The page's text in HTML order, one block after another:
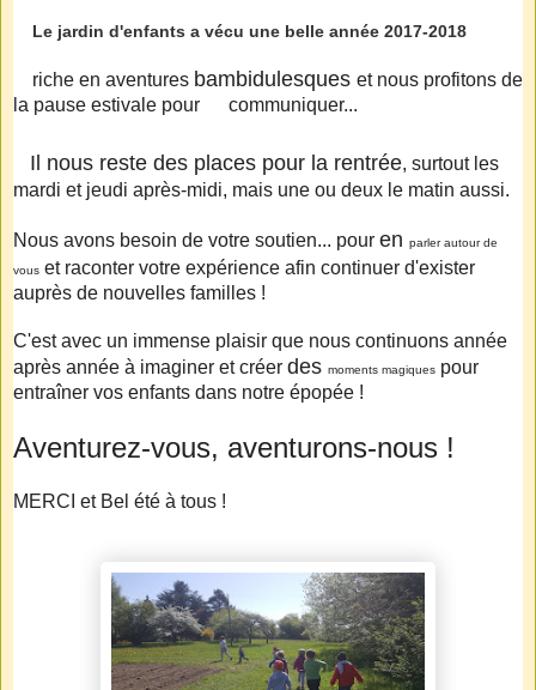
Le jardin d'enfants a vécu une belle année 2017-2018
riche en aventures bambidulesques et nous profitons de
la pause estivale pour communiquer...
Il nous reste des places pour la rentrée, surtout les
mardi et jeudi après-midi, mais une ou deux le matin aussi.
Nous avons besoin de votre soutien... pour en parler autour de
vous et raconter votre expérience afin continuer d'exister
auprès de nouvelles familles !
C'est avec un immense plaisir que nous continuons année
après année à imaginer et créer des moments magiques pour
entraîner vos enfants dans notre épopée !
Aventurez-vous, aventurons-nous !
MERCI et Bel été à tous !